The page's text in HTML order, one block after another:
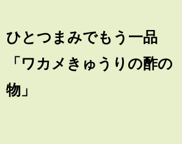
ひとつまみでもう一品
「ワカメきゅうりの酢の
物」